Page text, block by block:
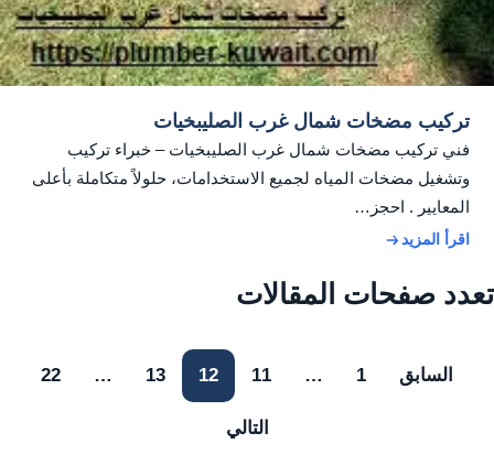
تركيب مضخات شمال غرب الصليبخيات
فني تركيب مضخات شمال غرب الصليبخيات – خبراء تركيب
وتشغيل مضخات المياه لجميع الاستخدامات، حلولاً متكاملة بأعلى
المعايير . احجز…
اقرأ المزيد
تعدد صفحات المقالات
السابق 1
…
11
12
13
…
22
التالي